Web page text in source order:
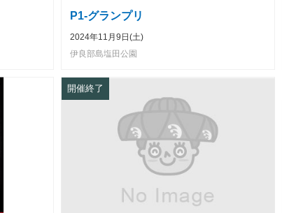
P1-グランプリ
2024年11月9日(土)
伊良部島塩田公園
開催終了